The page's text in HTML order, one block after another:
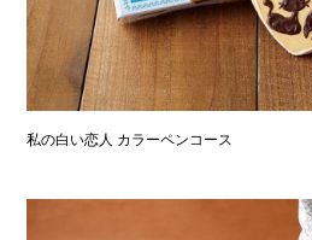
私の白い恋人 カラーペンコース